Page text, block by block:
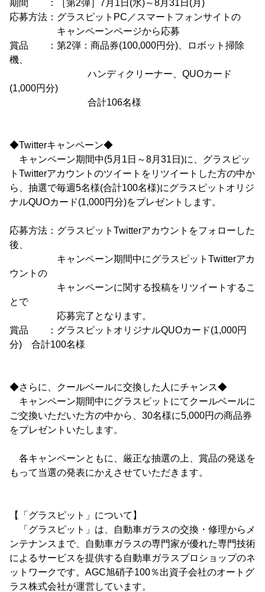
期間 ：［第2弾］7月1日(水)～8月31日(月)
応募方法：グラスピットPC／スマートフォンサイトの
キャンペーンページから応募
賞品 ：第2弾：商品券(100,000円分)、ロボット掃除
機、
ハンディクリーナー、QUOカード
(1,000円分)
合計106名様
◆Twitterキャンペーン◆
キャンペーン期間中(5月1日～8月31日)に、グラスピッ
トTwitterアカウントのツイートをリツイートした方の中か
ら、抽選で毎週5名様(合計100名様)にグラスピットオリジ
ナルQUOカード(1,000円分)をプレゼントします。
応募方法：グラスピットTwitterアカウントをフォローした
後、
キャンペーン期間中にグラスピットTwitterアカ
ウントの
キャンペーンに関する投稿をリツイートするこ
とで
応募完了となります。
賞品 ：グラスピットオリジナルQUOカード(1,000円
分) 合計100名様
◆さらに、クールベールに交換した人にチャンス◆
キャンペーン期間中にグラスピットにてクールベールに
ご交換いただいた方の中から、30名様に5,000円の商品券
をプレゼントいたします。
各キャンペーンともに、厳正な抽選の上、賞品の発送を
もって当選の発表にかえさせていただきます。
【「グラスピット」について】
「グラスピット」は、自動車ガラスの交換・修理からメ
ンテナンスまで、自動車ガラスの専門家が優れた専門技術
によるサービスを提供する自動車ガラスプロショップのネ
ットワークです。AGC旭硝子100％出資子会社のオートグ
ラス株式会社が運営しています。